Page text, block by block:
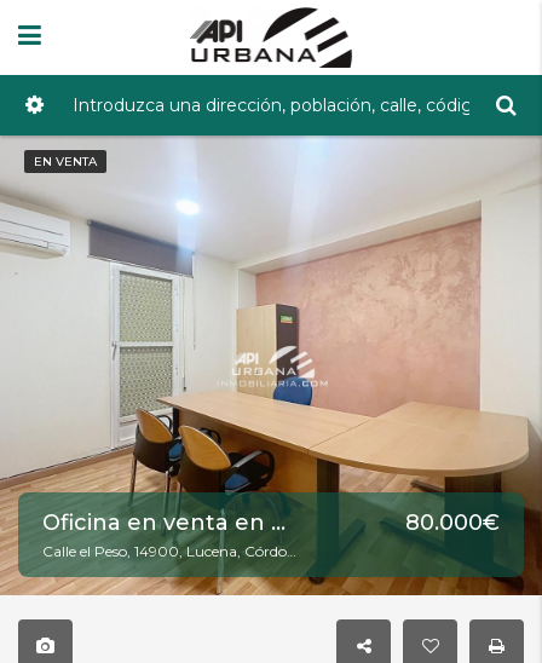
EN VENTA
Oficina en venta en Lucena de 72 m2 REF:5483
Calle el Peso, 14900, Lucena, Córdoba
80.000€